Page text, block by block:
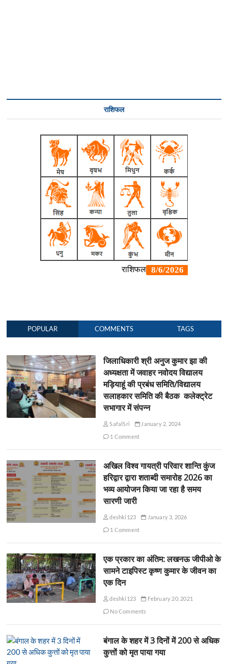
राशिफल
POPULAR COMMENTS TAGS
जिलाधिकारी श्री अनुज कुमार झा की
अध्यक्षता में जवाहर नवोदय विद्यालय
मड़ियाहूं की प्रबंध समिति/विद्यालय
सलाहकार समिति की बैठक कलेक्ट्रेट
सभागार में संपन्न
SafalSri
January 2, 2024
1 Comment
अखिल विश्व गायत्री परिवार शान्ति कुंज
हरिद्वार द्वारा शताब्दी समारोह 2026 का
भव्य आयोजन किया जा रहा है समय
सारणी जारी
deshki123
January 3, 2026
1 Comment
एक प्रकार का अंतिम: लखनऊ जीपीओ के
सामने टाइपिस्ट कृष्ण कुमार के जीवन का
एक दिन
deshki123
February 20, 2021
No Comments
बंगाल के शहर में 3 दिनों में 200 से अधिक
कुत्तों को मृत पाया गया